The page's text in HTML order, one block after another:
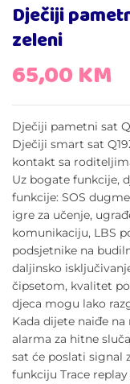
Dječiji
zeleni
65,00KM
Dječiji pametni sat
Dječiji smart sat
kontakt sa
Uz bogate funkcije,
funkcije: SOS
igre za učenje,
komunikaciju, LBS
podsjetnike na
daljinsko
čipsetom, kvalitet
djeca mogu lako
Kada dijete naiđe na
alarma za hitne
sat će poslati signal
funkciju Trace